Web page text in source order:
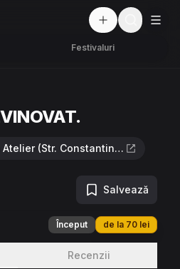
Festivaluri
Teatrul Mic, Sala Atelier (Str. Constantin Mille 16) · Strada Constantin Mille 16, București
Salvează
Început de la 70 lei
Recenzii